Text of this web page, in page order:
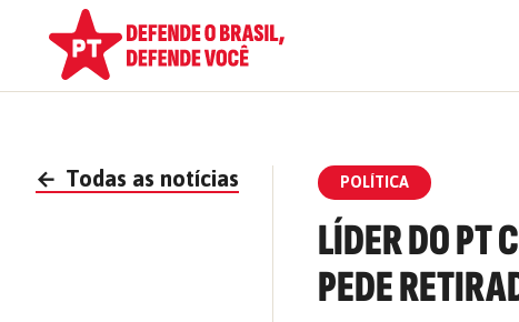
← Todas as notícias POLÍTICA
LÍDER DO PT
PEDE